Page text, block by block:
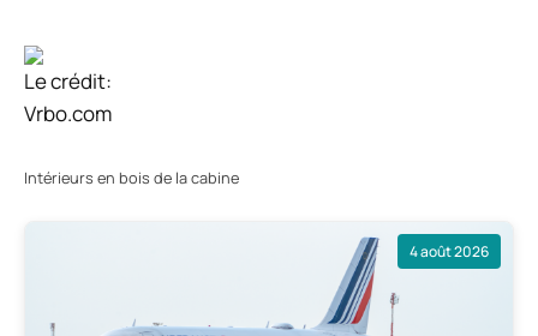
Le crédit:
Vrbo.com
Intérieurs en bois de la cabine
4 août 2026